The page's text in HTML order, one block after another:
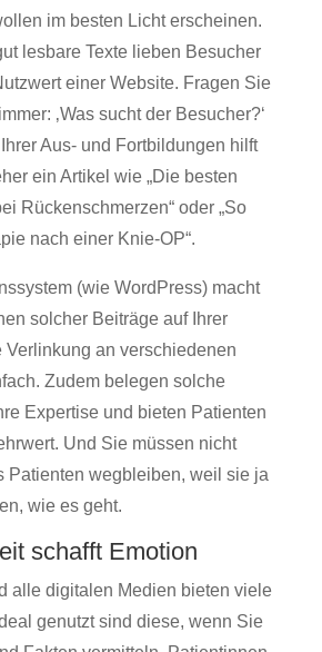
im besten Licht erscheinen.
lesbare Texte lieben Besucher
einer Website. Fragen Sie
‚Was sucht der Besucher?‘
Aus- und Fortbildungen hilft
ein Artikel wie „Die besten
Rückenschmerzen“ oder „So
nach einer Knie-OP“.
(wie WordPress) macht
solcher Beiträge auf Ihrer
Verlinkung an verschiedenen
Zudem belegen solche
Expertise und bieten Patienten
Und Sie müssen nicht
Patienten wegbleiben, weil sie ja
wie es geht.
schafft Emotion
alle digitalen Medien bieten viele
genutzt sind diese, wenn Sie